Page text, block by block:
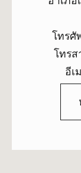
โทรศั
โทรส
อีเ